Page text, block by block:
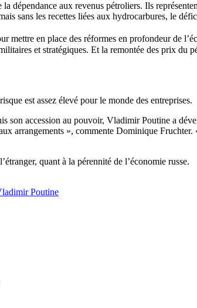
dépendance aux revenus pétroliers. Ils
sans les recettes liées aux hydrocarbures, le
mettre en place des réformes en profondeur de
et stratégiques. Et la remontée des prix
est assez élevé pour le monde des entreprises.
accession au pouvoir, Vladimir Poutine a
arrangements », commente Dominique
quant à la pérennité de l’économie russe.
Poutine